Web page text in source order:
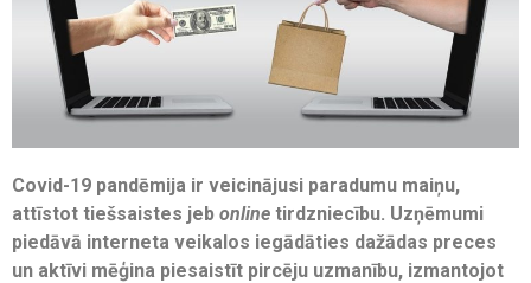
Covid-19 pandēmija ir veicinājusi paradumu maiņu,
attīstot tiešsaistes jeb online tirdzniecību. Uzņēmumi
piedāvā interneta veikalos iegādāties dažādas preces
un aktīvi mēģina piesaistīt pircēju uzmanību, izmantojot